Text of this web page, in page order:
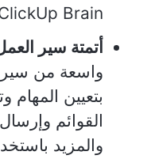
Brain.
أتمتة سير
واسعة من سير
بتعيين المهام
القوائم
والمزيد